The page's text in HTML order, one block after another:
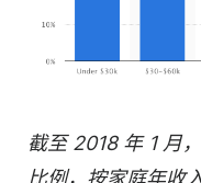
截至 2018 年 1 月
比例，按家庭年收